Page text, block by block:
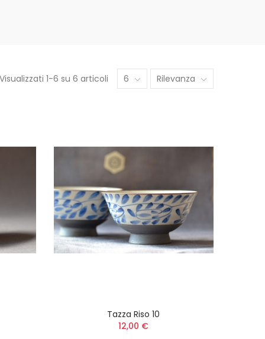
Visualizzati 1-6 su 6 articoli 6 Rilevanza
Tazza Riso 10
12,00 €